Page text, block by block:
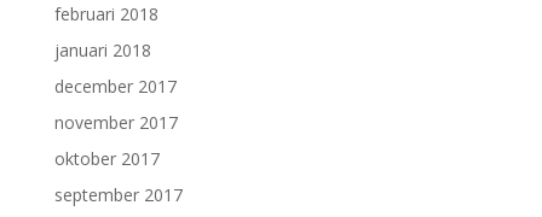
februari 2018
januari 2018
december 2017
november 2017
oktober 2017
september 2017